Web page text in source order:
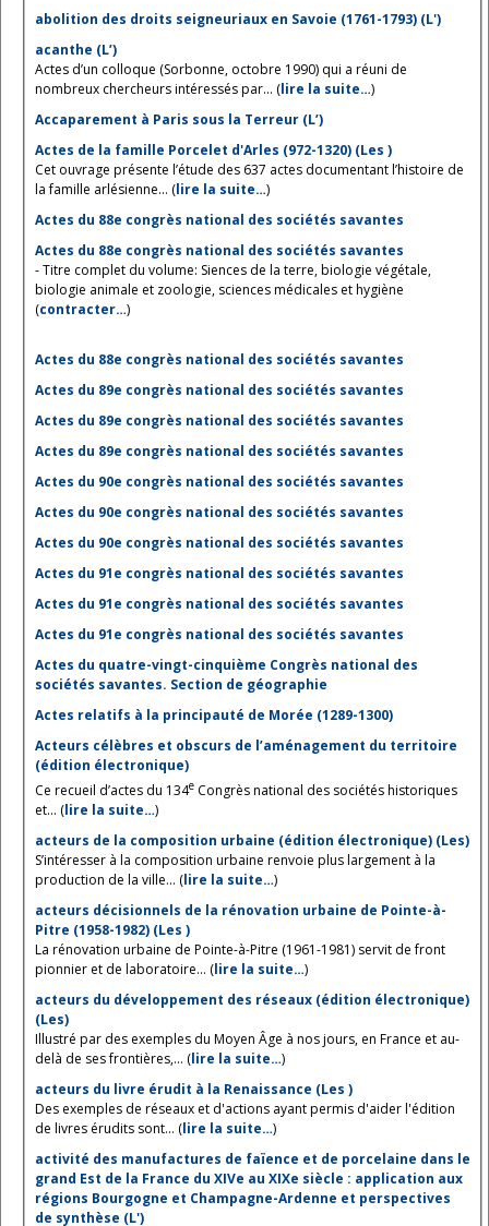
abolition des droits seigneuriaux en Savoie (1761-1793) (L')
acanthe (L’)
Actes d’un colloque (Sorbonne, octobre 1990) qui a réuni de
nombreux chercheurs intéressés par... (lire la suite…)
Accaparement à Paris sous la Terreur (L’)
Actes de la famille Porcelet d'Arles (972-1320) (Les )
Cet ouvrage présente l’étude des 637 actes documentant l’histoire de
la famille arlésienne... (lire la suite…)
Actes du 88e congrès national des sociétés savantes
Actes du 88e congrès national des sociétés savantes
- Titre complet du volume: Siences de la terre, biologie végétale,
biologie animale et zoologie, sciences médicales et hygiène
(contracter…)
Actes du 88e congrès national des sociétés savantes
Actes du 89e congrès national des sociétés savantes
Actes du 89e congrès national des sociétés savantes
Actes du 89e congrès national des sociétés savantes
Actes du 90e congrès national des sociétés savantes
Actes du 90e congrès national des sociétés savantes
Actes du 90e congrès national des sociétés savantes
Actes du 91e congrès national des sociétés savantes
Actes du 91e congrès national des sociétés savantes
Actes du 91e congrès national des sociétés savantes
Actes du quatre-vingt-cinquième Congrès national des
sociétés savantes. Section de géographie
Actes relatifs à la principauté de Morée (1289-1300)
Acteurs célèbres et obscurs de l’aménagement du territoire
(édition électronique)
Ce recueil d’actes du 134e Congrès national des sociétés historiques
et... (lire la suite…)
acteurs de la composition urbaine (édition électronique) (Les)
S’intéresser à la composition urbaine renvoie plus largement à la
production de la ville... (lire la suite…)
acteurs décisionnels de la rénovation urbaine de Pointe-à-
Pitre (1958-1982) (Les )
La rénovation urbaine de Pointe-à-Pitre (1961-1981) servit de front
pionnier et de laboratoire... (lire la suite…)
acteurs du développement des réseaux (édition électronique)
(Les)
Illustré par des exemples du Moyen Âge à nos jours, en France et au-
delà de ses frontières,... (lire la suite…)
acteurs du livre érudit à la Renaissance (Les )
Des exemples de réseaux et d'actions ayant permis d'aider l'édition
de livres érudits sont... (lire la suite…)
activité des manufactures de faïence et de porcelaine dans le
grand Est de la France du XIVe au XIXe siècle : application aux
régions Bourgogne et Champagne-Ardenne et perspectives
de synthèse (L')